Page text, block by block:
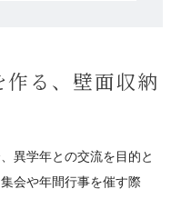
る、壁面収納
異学年との交流を目的と
会や年間行事を催す際